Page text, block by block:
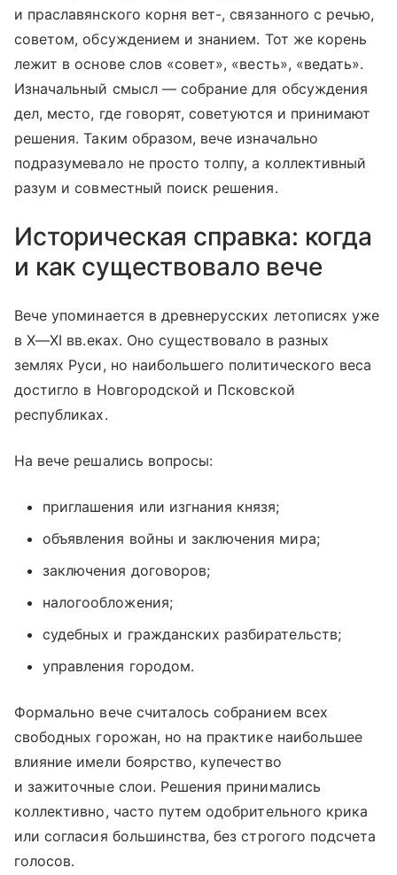
и праславянского корня вет-, связанного с речью,
советом, обсуждением и знанием. Тот же корень
лежит в основе слов «совет», «весть», «ведать».
Изначальный смысл — собрание для обсуждения
дел, место, где говорят, советуются и принимают
решения. Таким образом, вече изначально
подразумевало не просто толпу, а коллективный
разум и совместный поиск решения.
Историческая справка: когда
и как существовало вече
Вече упоминается в древнерусских летописях уже
вX—XI вв.еках. Оно существовало в разных
землях Руси, но наибольшего политического веса
достигло в Новгородской и Псковской
республиках.
На вече решались вопросы:
приглашения или изгнания князя;
объявления войны и заключения мира;
заключения договоров;
налогообложения;
судебных и гражданских разбирательств;
управления городом.
Формально вече считалось собранием всех
свободных горожан, но на практике наибольшее
влияние имели боярство, купечество
и зажиточные слои. Решения принимались
коллективно, часто путем одобрительного крика
или согласия большинства, без строгого подсчета
голосов.